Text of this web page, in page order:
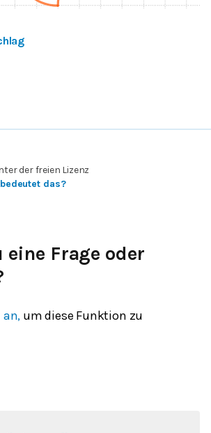
der freien Lizenz
das?
eine Frage oder
an, um diese Funktion zu